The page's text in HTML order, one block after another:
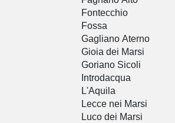
Fontecchio
Fossa
Gagliano Aterno
Gioia dei Marsi
Goriano Sicoli
Introdacqua
L'Aquila
Lecce nei Marsi
Luco dei Marsi